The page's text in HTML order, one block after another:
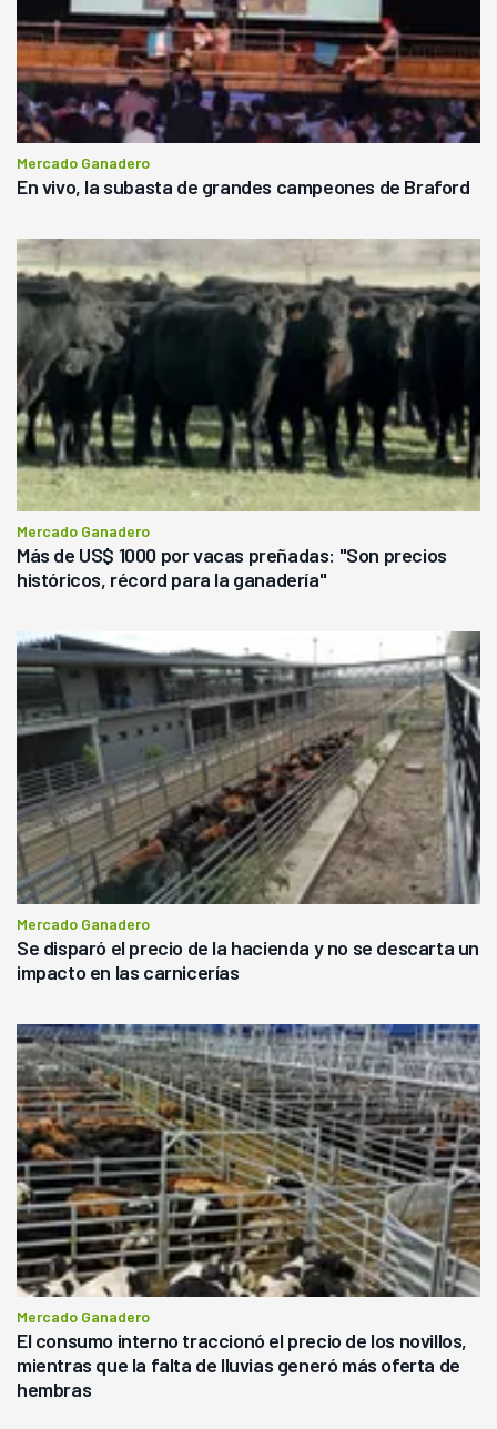
Mercado Ganadero
En vivo, la subasta de grandes campeones de Braford
Mercado Ganadero
Más de US$ 1000 por vacas preñadas: "Son precios
históricos, récord para la ganadería"
Mercado Ganadero
Se disparó el precio de la hacienda y no se descarta un
impacto en las carnicerías
Mercado Ganadero
El consumo interno traccionó el precio de los novillos,
mientras que la falta de lluvias generó más oferta de
hembras